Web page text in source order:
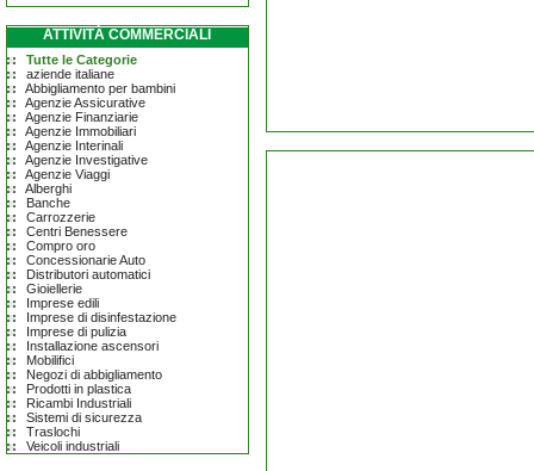
ATTIVITÀ COMMERCIALI
Tutte le Categorie
aziende italiane
Abbigliamento per bambini
Agenzie Assicurative
Agenzie Finanziarie
Agenzie Immobiliari
Agenzie Interinali
Agenzie Investigative
Agenzie Viaggi
Alberghi
Banche
Carrozzerie
Centri Benessere
Compro oro
Concessionarie Auto
Distributori automatici
Gioiellerie
Imprese edili
Imprese di disinfestazione
Imprese di pulizia
Installazione ascensori
Mobilifici
Negozi di abbigliamento
Prodotti in plastica
Ricambi Industriali
Sistemi di sicurezza
Traslochi
Veicoli industriali